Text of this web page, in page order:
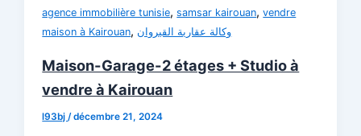
agence immobilière tunisie,samsar kairouan,vendre
maison à Kairouan, وكالة عقارية القيروان
Maison-Garage-2 étages + Studio à
vendre à Kairouan
l93bj/décembre 21, 2024